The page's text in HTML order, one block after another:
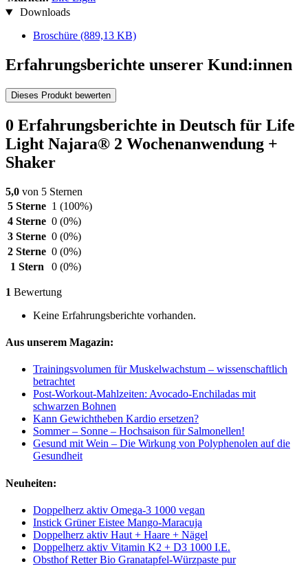
Downloads
Broschüre (889,13 KB)
Erfahrungsberichte unserer Kund:innen
Dieses Produkt bewerten
0 Erfahrungsberichte in Deutsch für Life
Light Najara® 2 Wochenanwendung +
Shaker
5,0 von 5 Sternen
5 Sterne 1 (100%)
4 Sterne 0 (0%)
3 Sterne 0 (0%)
2 Sterne 0 (0%)
1 Stern
0 (0%)
1 Bewertung
Keine Erfahrungsberichte vorhanden.
Aus unserem Magazin:
Trainingsvolumen für Muskelwachstum – wissenschaftlich
betrachtet
Post-Workout-Mahlzeiten: Avocado-Enchiladas mit
schwarzen Bohnen
Kann Gewichtheben Kardio ersetzen?
Sommer – Sonne – Hochsaison für Salmonellen!
Gesund mit Wein – Die Wirkung von Polyphenolen auf die
Gesundheit
Neuheiten:
Doppelherz aktiv Omega-3 1000 vegan
Instick Grüner Eistee Mango-Maracuja
Doppelherz aktiv Haut + Haare + Nägel
Doppelherz aktiv Vitamin K2 + D3 1000 I.E.
Obsthof Retter Bio Granatapfel-Würzpaste pur